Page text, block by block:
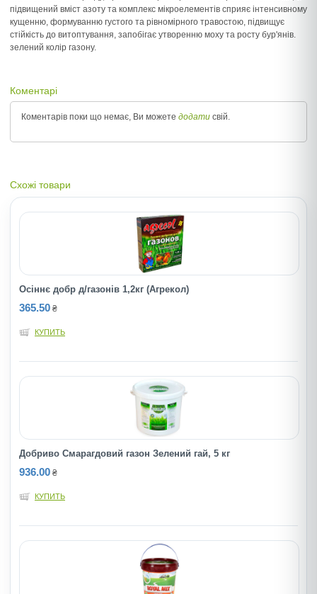
підвищений вміст азоту та комплекс мікроелементів сприяє інтенсивному
кущенню, формуванню густого та рівномірного травостою, підвищує
стійкість до витоптування, запобігає утворенню моху та росту бур'янів.
зелений колір газону.
Коментарі
Коментарів поки що немає, Ви можете додати свій.
Схожі товари
Осіннє добр д/газонів 1,2кг (Агрекол)
365.50 ₴
КУПИТЬ
Добриво Смарагдовий газон Зелений гай, 5 кг
936.00 ₴
КУПИТЬ